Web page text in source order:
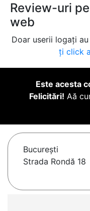
Review-uri
web
Doar userii logați
ți click
Este acesta
Felicitări! Aă
Bucureşti
Strada Rondă 18